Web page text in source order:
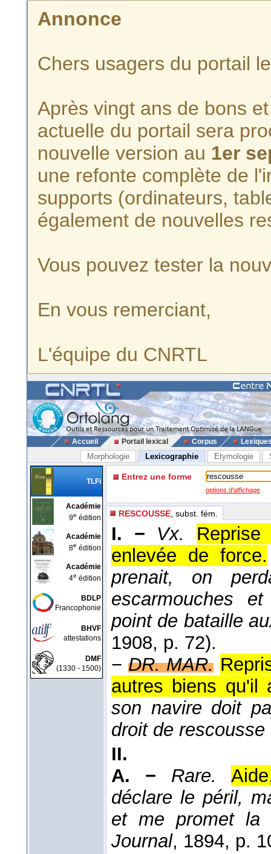
Annonce
Chers usagers du portail
Après vingt ans de bons
actuelle du portail sera
nouvelle version au 1er
une refonte complète de
supports (ordinateurs,
également de nouvelles
Vous pouvez tester la
En vous remerciant,
L'équipe du CNRTL
Accueil Portail lexical Corpus
Morphologie Lexicographie Etymologie
TLFi
Académie
9e édition
Académie
8e édition
Académie
4e édition
BDLP
Francophonie
BHVF
attestations
DMF
(1330 - 1500)
Entrez une forme
options d'affichage
RESCOUSSE , subst. fém.
I. − Vx.
enlevée de force.
prenait, on
escarmouches
point de bataille
1908, p. 72).
−DR. MAR.
autres biens qu'il
son navire doit
droit de rescousse
II.
A. −
Rare.
déclare le péril,
et me promet la
Journal, 1894, p.